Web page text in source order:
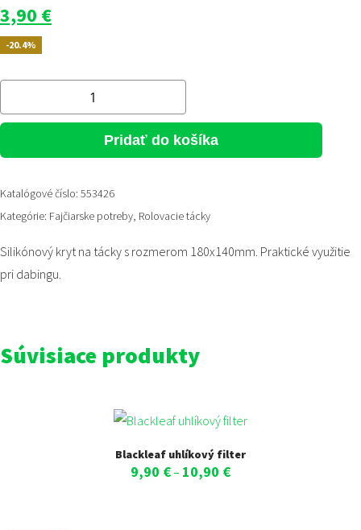
Pôvodná
cena
3,90 €Aktuálna
3,90 €.
-20.4%
Silikónový
na
Pridať do košíka
Katalógové číslo: 553426
Kategórie: Fajčiarske potreby, Rolovacie tácky
Silikónový kryt na tácky s rozmerom 180x140mm. Praktické využitie
pri dabingu.
Súvisiace produkty
Blackleaf uhlíkový filter
9,90 €– 10,90 €Price